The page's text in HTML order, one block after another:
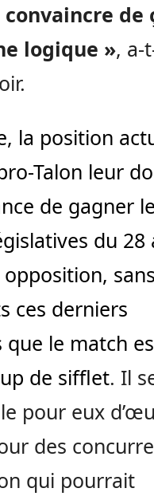
de
logique », a-
la position
Talon leur
de gagner
du 28
opposition, sans
ces derniers
que le match
de sifflet. Il
pour eux
des
qui pourrait